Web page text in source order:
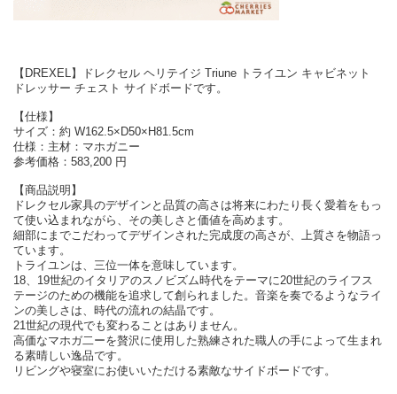
【DREXEL】ドレクセル ヘリテイジ Triune トライユン キャビネット
ドレッサー チェスト サイドボードです。
【仕様】
サイズ：約 W162.5×D50×H81.5cm
仕様：主材：マホガニー
参考価格：583,200 円
【商品説明】
ドレクセル家具のデザインと品質の高さは将来にわたり長く愛着をもっ
て使い込まれながら、その美しさと価値を高めます。
細部にまでこだわってデザインされた完成度の高さが、上質さを物語っ
ています。
トライユンは、三位一体を意味しています。
18、19世紀のイタリアのスノビズム時代をテーマに20世紀のライフス
テージのための機能を追求して創られました。音楽を奏でるようなライ
ンの美しさは、時代の流れの結晶です。
21世紀の現代でも変わることはありません。
高価なマホガ二ーを贅沢に使用した熟練された職人の手によって生まれ
る素晴しい逸品です。
リビングや寝室にお使いいただける素敵なサイドボードです。